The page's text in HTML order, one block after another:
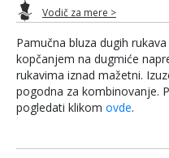
Pamučna bluza dugih
kopčanjem na dugmiće
rukavima iznad mažetni.
pogodna za kombinovanje.
pogledati klikom ovde.
Vodič za mere >